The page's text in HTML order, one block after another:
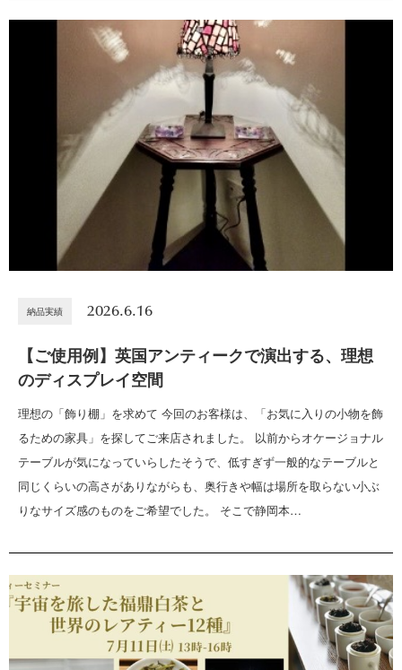
納品実績 2026.6.16
【ご使用例】英国アンティークで演出する、理想
のディスプレイ空間
理想の「飾り棚」を求めて 今回のお客様は、「お気に入りの小物を飾
るための家具」を探してご来店されました。 以前からオケージョナル
テーブルが気になっていらしたそうで、低すぎず一般的なテーブルと
同じくらいの高さがありながらも、奥行きや幅は場所を取らない小ぶ
りなサイズ感のものをご希望でした。 そこで静岡本…